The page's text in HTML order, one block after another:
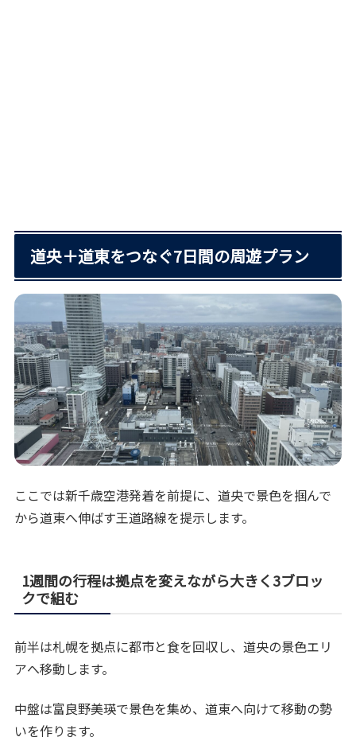
道央＋道東をつなぐ7日間の周遊プラン
ここでは新千歳空港発着を前提に、道央で景色を掴んで
から道東へ伸ばす王道路線を提示します。
1週間の行程は拠点を変えながら大きく3ブロッ
クで組む
前半は札幌を拠点に都市と食を回収し、道央の景色エリ
アへ移動します。
中盤は富良野美瑛で景色を集め、道東へ向けて移動の勢
いを作ります。